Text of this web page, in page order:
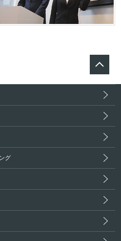
グ